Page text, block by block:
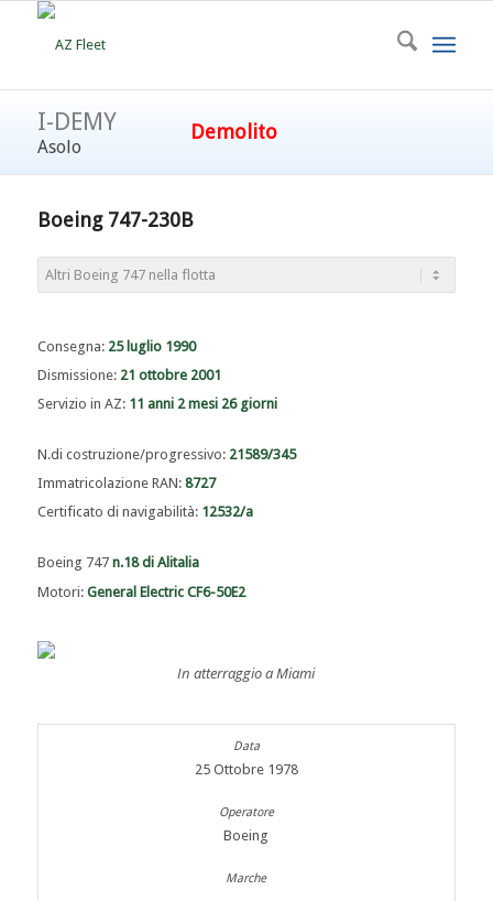
I-DEMY
Asolo
Demolito
Boeing 747-230B
Consegna: 25 luglio 1990
Dismissione: 21 ottobre 2001
Servizio in AZ: 11 anni 2 mesi 26 giorni
N.di costruzione/progressivo: 21589/345
Immatricolazione RAN: 8727
Certificato di navigabilità: 12532/a
Boeing 747 n.18 di Alitalia
Motori: General Electric CF6-50E2
In atterraggio a Miami
25 Ottobre 1978
Boeing